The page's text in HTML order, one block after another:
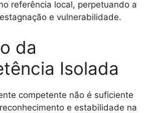
referência local, perpetuando a
e vulnerabilidade.
da
Isolada
competente não é suficiente
e estabilidade na